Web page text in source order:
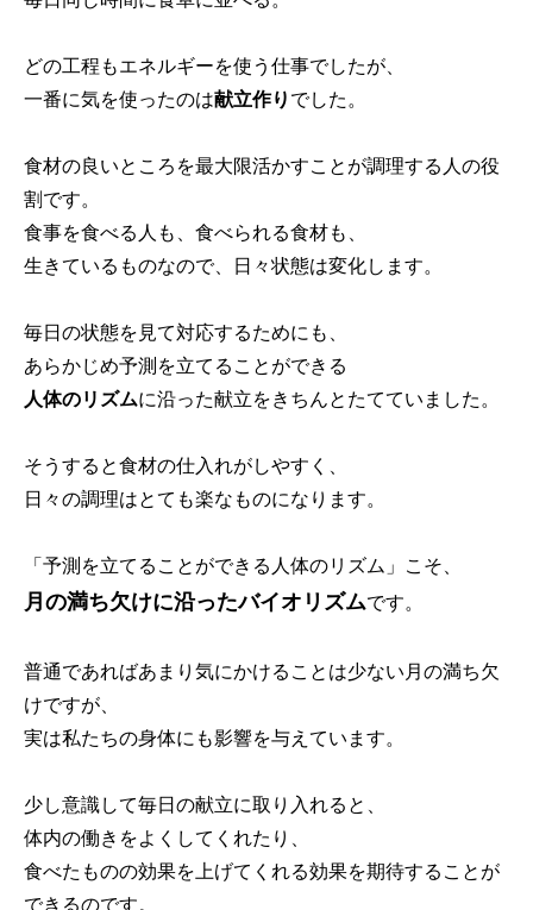
どの工程もエネルギーを使う仕事でしたが、
一番に気を使ったのは献立作り でした。
食材の良いところを最大限活かすことが調理する人の役
割です。
食事を食べる人も、食べられる食材も、
生きているものなので、日々状態は変化します。
毎日の状態を見て対応するためにも、
あらかじめ予測を立てることができる
人体のリズムに沿った献立をきちんとたてていました。
そうすると食材の仕入れがしやすく、
日々の調理はとても楽なものになります。
「予測を立てることができる人体のリズム」こそ、
月の満ち欠けに沿ったバイオリズムです。
普通であればあまり気にかけることは少ない月の満ち欠
けですが、
実は私たちの身体にも影響を与えています。
少し意識して毎日の献立に取り入れると、
体内の働きをよくしてくれたり、
食べたものの効果を上げてくれる効果を期待することが
できるのです。